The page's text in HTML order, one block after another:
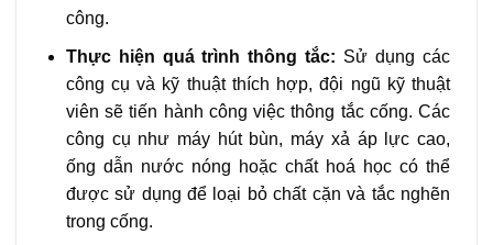
công.
Thực hiện quá trình thông tắc: Sử dụng các
công cụ và kỹ thuật thích hợp, đội ngũ kỹ thuật
viên sẽ tiến hành công việc thông tắc cống. Các
công cụ như máy hút bùn, máy xả áp lực cao,
ống dẫn nước nóng hoặc chất hoá học có thể
được sử dụng để loại bỏ chất cặn và tắc nghẽn
trong cống.